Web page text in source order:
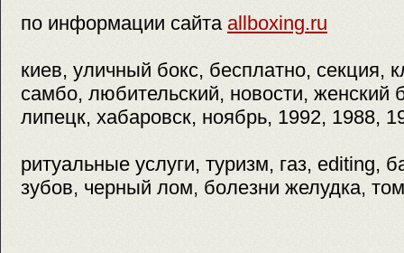
по информации сайта allboxing.ru
киев, уличный бокс, бесплатно, секция,
самбо, любительский, новости, женский
липецк, хабаровск, ноябрь, 1992, 1988,
ритуальные услуги, туризм, газ, editing,
зубов, черный лом, болезни желудка,